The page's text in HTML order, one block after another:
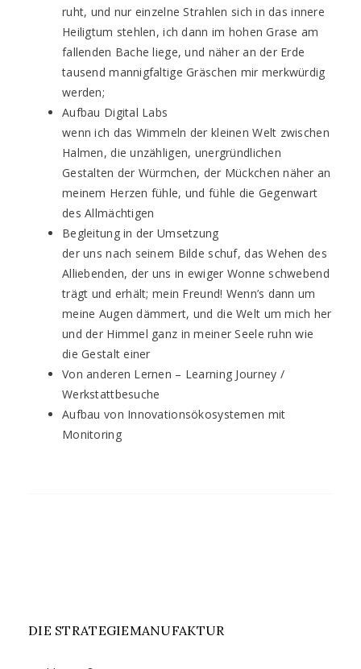
ruht, und nur einzelne Strahlen sich in das innere
Heiligtum stehlen, ich dann im hohen Grase am
fallenden Bache liege, und näher an der Erde
tausend mannigfaltige Gräschen mir merkwürdig
werden;
Aufbau Digital Labs
wenn ich das Wimmeln der kleinen Welt zwischen
Halmen, die unzähligen, unergründlichen
Gestalten der Würmchen, der Mückchen näher an
meinem Herzen fühle, und fühle die Gegenwart
des Allmächtigen
Begleitung in der Umsetzung
der uns nach seinem Bilde schuf, das Wehen des
Alliebenden, der uns in ewiger Wonne schwebend
trägt und erhält; mein Freund! Wenn’s dann um
meine Augen dämmert, und die Welt um mich her
und der Himmel ganz in meiner Seele ruhn wie
die Gestalt einer
Von anderen Lernen – Learning Journey /
Werkstattbesuche
Aufbau von Innovationsökosystemen mit
Monitoring
DIE STRATEGIEMANUFAKTUR